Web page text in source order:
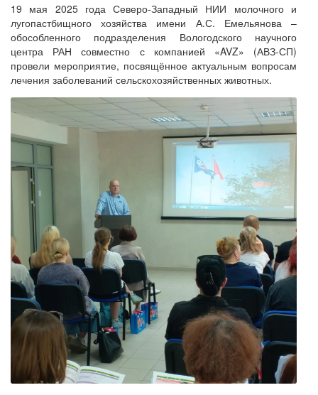
19 мая 2025 года Северо-Западный НИИ молочного и
лугопастбищного хозяйства имени А.С. Емельянова –
обособленного подразделения Вологодского научного
центра РАН совместно с компанией «AVZ» (АВЗ-СП)
провели мероприятие, посвящённое актуальным вопросам
лечения заболеваний сельскохозяйственных животных.